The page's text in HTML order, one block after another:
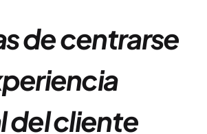
de centrarse
del cliente